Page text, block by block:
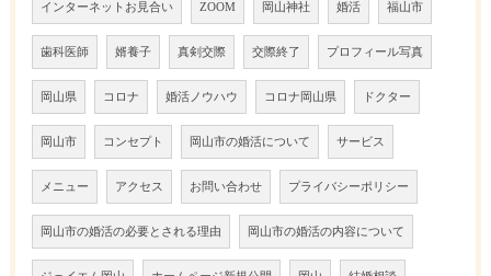
インターネットお見合い ZOOM 岡山神社 婚活 福山市
歯科医師 婿養子 真剣交際 交際終了 プロフィール写真
岡山県 コロナ 婚活ノウハウ コロナ岡山県 ドクター
岡山市 コンセプト 岡山市の婚活について サービス
メニュー アクセス お問い合わせ プライバシーポリシー
岡山市の婚活の必要とされる理由 岡山市の婚活の内容について